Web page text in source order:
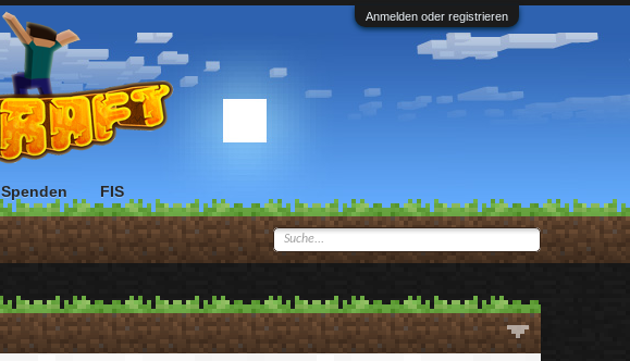
Anmelden oder registrieren
Spenden FIS